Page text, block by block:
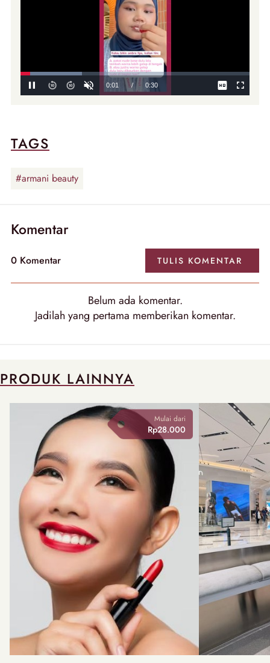
TAGS
#armani beauty
Komentar
0 Komentar TULIS KOMENTAR
Belum ada komentar.
Jadilah yang pertama memberikan komentar.
PRODUK LAINNYA
Mulai dari
Rp28.000